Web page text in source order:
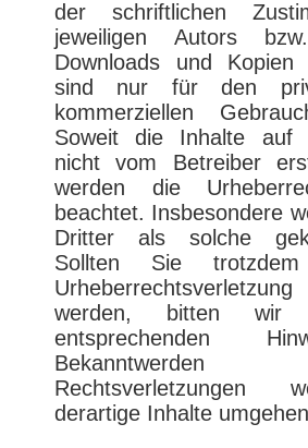
der schriftlichen
jeweiligen Autors
Downloads und Kopien
sind nur für den
kommerziellen
Soweit die Inhalte auf
nicht vom Betreiber
werden die
beachtet. Insbesondere
Dritter als solche
Sollten Sie
werden, bitten wir
entsprechenden
Rechtsverletzungen
derartige Inhalte